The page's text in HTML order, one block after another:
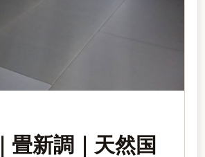
畳新調｜天然国